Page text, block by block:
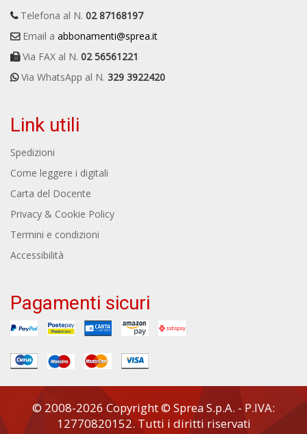
Telefona al N. 02 87168197
Email a abbonamenti@sprea.it
Via FAX al N. 02 56561221
Via WhatsApp al N. 329 3922420
Link utili
Spedizioni
Come leggere i digitali
Carta del Docente
Privacy & Cookie Policy
Termini e condizioni
Accessibilità
Pagamenti sicuri
© 2008-2026 Copyright © Sprea S.p.A. - P.IVA:
12770820152. Tutti i diritti riservati